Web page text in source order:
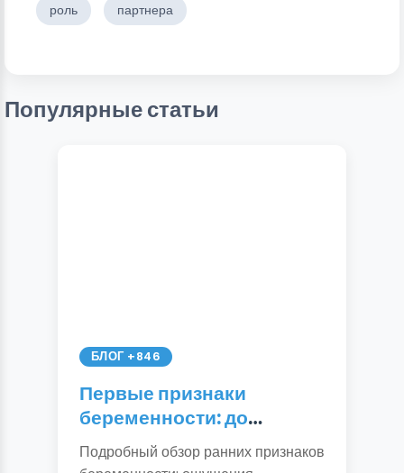
роль партнера
Популярные статьи
БЛОГ +846
Первые признаки
беременности: до
задержки и после.
Симптомы и точная
Подробный обзор ранних признаков